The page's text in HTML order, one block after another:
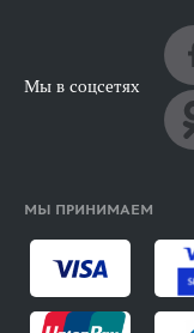
Мы в соцсетях
МЫ ПРИНИМАЕМ